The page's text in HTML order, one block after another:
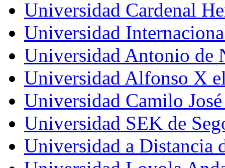
Universidad Cardenal
Universidad
Universidad Antonio de
Universidad Alfonso X
Universidad Camilo
Universidad SEK de
Universidad a